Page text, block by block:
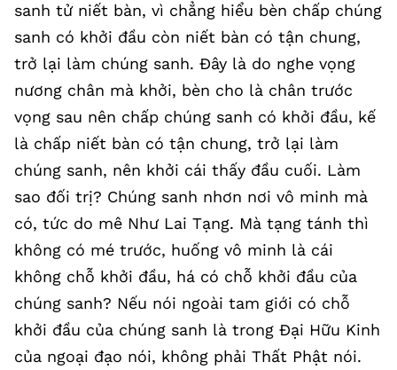
sanh tử niết bàn, vì chẳng hiểu bèn chấp chúng
sanh có khởi đầu còn niết bàn có tận chung,
trở lại làm chúng sanh. Đây là do nghe vọng
nương chân mà khởi, bèn cho là chân trước
vọng sau nên chấp chúng sanh có khởi đầu, kế
là chấp niết bàn có tận chung, trở lại làm
chúng sanh, nên khởi cái thấy đầu cuối. Làm
sao đối trị? Chúng sanh nhơn nơi vô minh mà
có, tức do mê Như Lai Tạng. Mà tạng tánh thì
không có mé trước, huống vô minh là cái
không chỗ khởi đầu, há có chỗ khởi đầu của
chúng sanh? Nếu nói ngoài tam giới có chỗ
khởi đầu của chúng sanh là trong Đại Hữu Kinh
của ngoại đạo nói, không phải Thất Phật nói.